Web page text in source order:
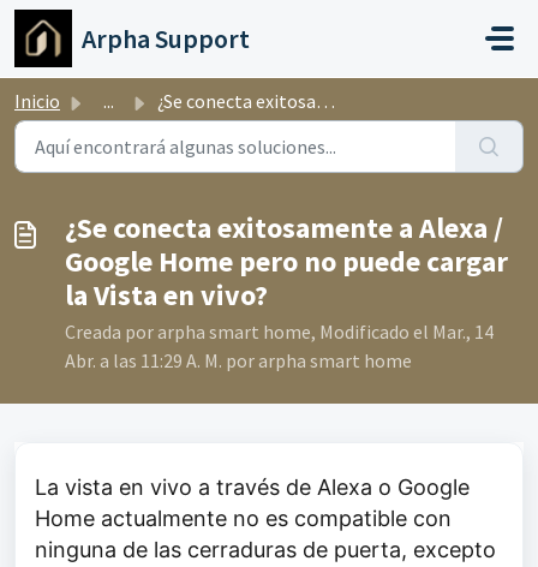
Ir al contenido principal
Arpha Support
Inicio ... ¿Se conecta exitosamente a Alexa / Google Home pero no pu...
¿Se conecta exitosamente a Alexa /
Google Home pero no puede cargar
la Vista en vivo?
Creada por arpha smart home, Modificado el Mar., 14
Abr. a las 11:29 A. M. por arpha smart home
La vista en vivo a través de Alexa o Google
Home actualmente no es compatible con
ninguna de las cerraduras de puerta, excepto